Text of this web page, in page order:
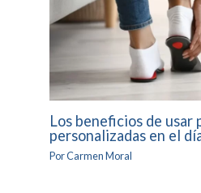
Los beneficios de usar
personalizadas en el
PorCarmen Moral